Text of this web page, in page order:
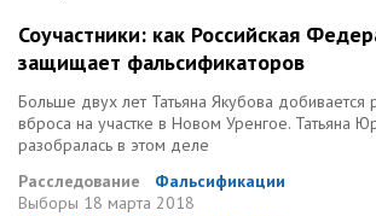
Соучастники: как Российская
защищает фальсификаторов
Больше двух лет Татьяна Якубова добивается
вброса на участке в Новом Уренгое. Татьяна
разобралась в этом деле
Расследование
Фальсификации
Выборы 18 марта 2018